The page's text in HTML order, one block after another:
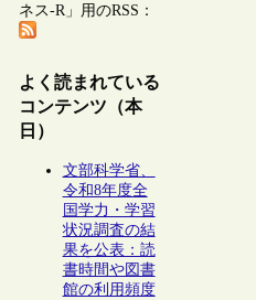
ネス-R」用のRSS：
よく読まれている
コンテンツ（本
日）
文部科学省、
令和8年度全
国学力・学習
状況調査の結
果を公表：読
書時間や図書
館の利用頻度